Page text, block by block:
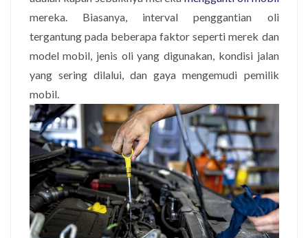
mereka. Biasanya, interval penggantian oli
tergantung pada beberapa faktor seperti merek dan
model mobil, jenis oli yang digunakan, kondisi jalan
yang sering dilalui, dan gaya mengemudi pemilik
mobil.